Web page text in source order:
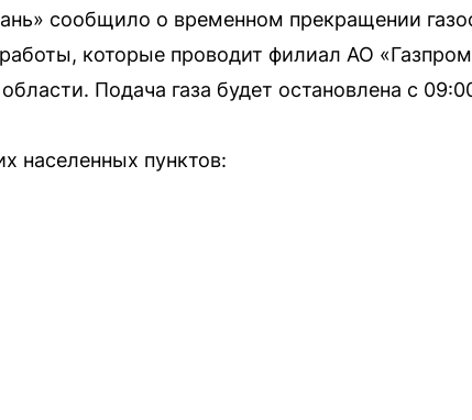
сообщило о временном прекращении
которые проводит филиал АО «Газпром
Подача газа будет остановлена с
населенных пунктов: